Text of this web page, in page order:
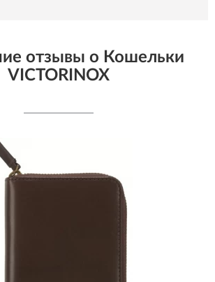
отзывы о Кошельки
VICTORINOX